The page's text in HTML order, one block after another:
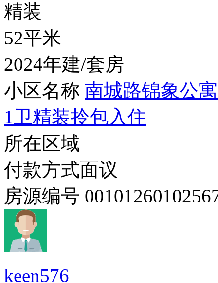
精装
52平米
2024年建/套房
小区名称 南城路锦象公
1卫精装拎包入住
所在区域
付款方式面议
房源编号
keen576